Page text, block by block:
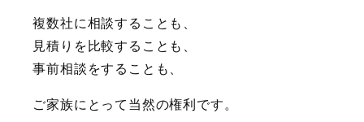
複数社に相談することも、
見積りを比較することも、
事前相談をすることも、
ご家族にとって当然の権利です。